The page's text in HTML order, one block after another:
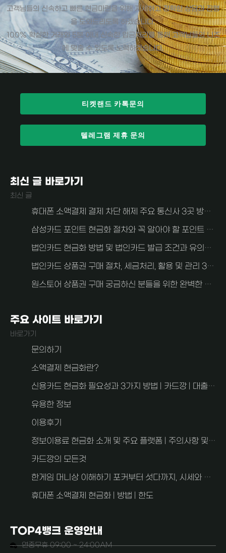
고객님들의 신속하고 빠른 현금마련을 위해 자세하고 정확한 상담과 진행
을 도와드리도록 하겠습니다.
100% 확실한 거래와 5분 이내 신속한 입금처리를 통해 고객님들의 니즈
에 맞출 수 있도록 노력하겠습니다.
티켓랜드 카톡문의
텔레그램 제휴 문의
최신 글 바로가기
최신 글
휴대폰 소액결제 결제 차단 해제 주요 통신사 3곳 방법 알아보자 (SKT, KT, LG U+)
삼성카드 포인트 현금화 절차와 꼭 알아야 할 포인트 현금화 주의사항
법인카드 현금화 방법 및 법인카드 발급 조건과 유의사항 알아보자
법인카드 상품권 구매 절차, 세금처리, 활용 및 관리 3가지 중요한 사항 안내
원스토어 상품권 구매 궁금하신 분들을 위한 완벽한 가이드
주요 사이트 바로가기
바로가기
문의하기
소액결제 현금화란?
신용카드 현금화 필요성과 3가지 방법 | 카드깡 | 대출과 차이점
유용한 정보
이용후기
정보이용료 현금화 소개 및 주요 플랫폼 | 주의사항 및 FAQ 2가지
카드깡의 모든것
한게임 머니상 이해하기 포커부터 섯다까지, 시세와 사기 예방 안내
휴대폰 소액결제 현금화 | 방법 | 한도
TOP4뱅크 운영안내
연중무휴 09:00 ~ 24:00AM